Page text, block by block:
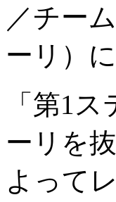
／チー
ーリ）
「第1
ーリを
よって